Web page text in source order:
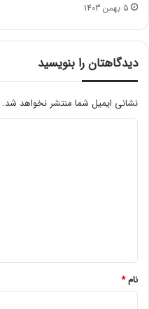
5 بهمن 1403
دیدگاهتان را بنویسید
نشانی ایمیل شما منتشر نخواهد شد.
نام*